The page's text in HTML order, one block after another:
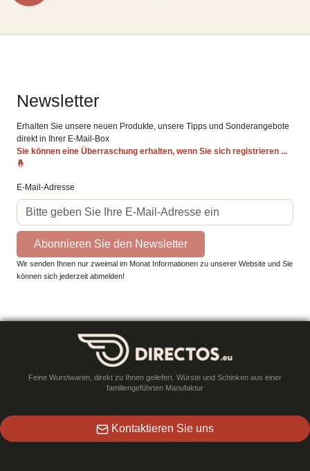
Newsletter
Erhalten Sie unsere neuen Produkte, unsere Tipps und Sonderangebote
direkt in Ihrer E-Mail-Box
Sie können eine Überraschung erhalten, wenn Sie sich registrieren ...
🤞
E-Mail-Adresse
Abonnieren Sie den Newsletter
Wir senden Ihnen nur zweimal im Monat Informationen zu unserer Website und Sie
können sich jederzeit abmelden!
Feine Wurstwaren, direkt zu Ihnen geliefert. Würste und Schinken aus einer
familiengeführten Manufaktur
Kontaktieren Sie uns